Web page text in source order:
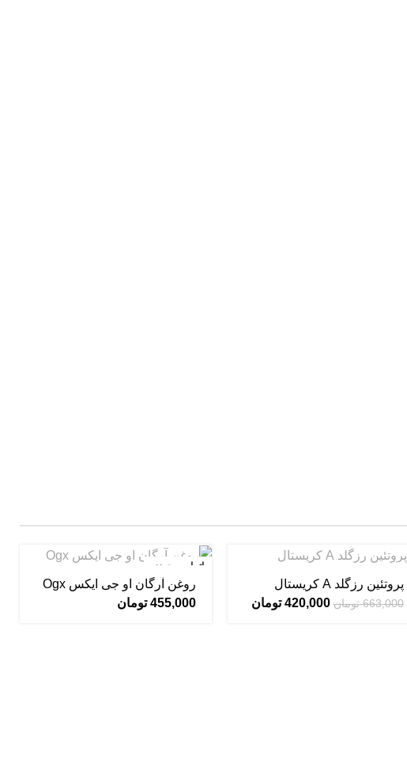
-37%
اتمام موجودی
پروتئین رزگلد A کریستال
663,000 تومان 420,000 تومان
اتمام موجودی
روغن آرگان او جی ایکس Ogx
455,000 تومان